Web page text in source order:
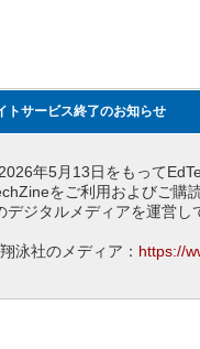
トサービス終了のお知らせ
2026年5月13日をもって
をご利用およびご購
デジタルメディアを運営し
翔泳社のメディア： https://